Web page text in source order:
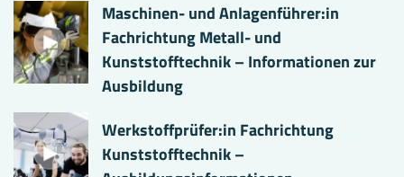
Maschinen- und Anlagenführer:in
Fachrichtung Metall- und
Kunststofftechnik – Informationen zur
Ausbildung
Werkstoffprüfer:in Fachrichtung
Kunststofftechnik –